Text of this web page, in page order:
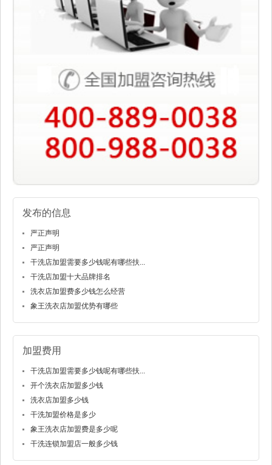
发布的信息
严正声明
严正声明
干洗店加盟需要多少钱呢有哪些扶...
干洗店加盟十大品牌排名
洗衣店加盟费多少钱怎么经营
象王洗衣店加盟优势有哪些
加盟费用
干洗店加盟需要多少钱呢有哪些扶...
开个洗衣店加盟多少钱
洗衣店加盟多少钱
干洗加盟价格是多少
象王洗衣店加盟费是多少呢
干洗连锁加盟店一般多少钱